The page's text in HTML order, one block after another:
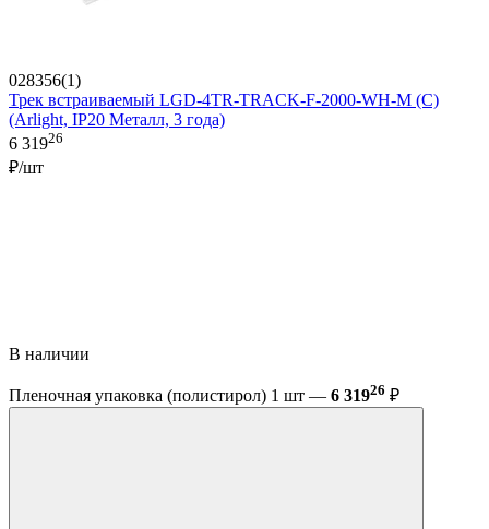
028356(1)
Трек встраиваемый LGD-4TR-TRACK-F-2000-WH-M (C)
(Arlight, IP20 Металл, 3 года)
6 31926
₽/шт
В наличии
Пленочная упаковка (полистирол) 1 шт — 6 31926 ₽